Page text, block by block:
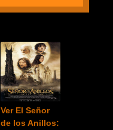
Ver El Señor
de los Anillos: